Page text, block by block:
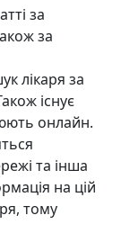
за
за
лікаря за
існує
онлайн.
та інша
на цій
тому